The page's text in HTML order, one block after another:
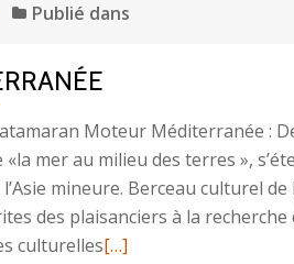
Publié dans
Moteur Méditerranée :
«la mer au milieu des terres »,
mineure. Berceau culturel
des plaisanciers à la
culturellesEn
[…]